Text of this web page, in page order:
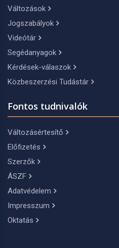
Változások
Jogszabályok
Videótár
Segédanyagok
Kérdések-válaszok
Közbeszerzési Tudástár
Fontos tudnivalók
Változásértesítő
Előfizetés
Szerzők
ÁSZF
Adatvédelem
Impresszum
Oktatás